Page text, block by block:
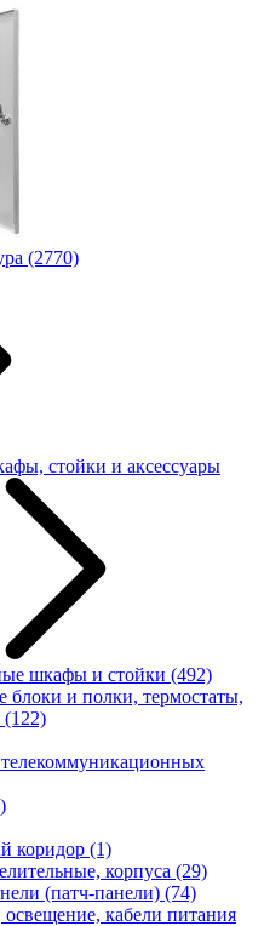
(2770)
стойки и аксессуары
шкафы и стойки (492)
блоки и полки, термостаты,
(122)
коридор (1)
корпуса (29)
(патч-панели) (74)
освещение, кабели питания